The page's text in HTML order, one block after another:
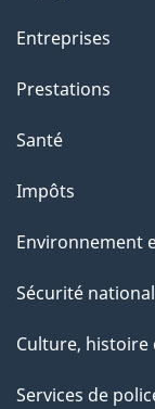
e
Entreprises
Prestations
Santé
Impôts
Environnement
Sécurité
Culture,
Services de